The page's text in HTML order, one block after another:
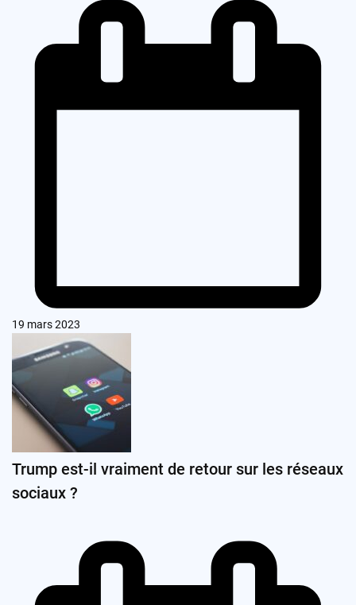
19 mars 2023
Trump est-il vraiment de retour sur les réseaux
sociaux ?